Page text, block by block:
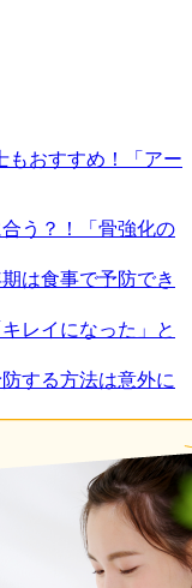
もおすすめ！「アー
う？！「骨強化の
は食事で予防でき
レイになった」と
する方法は意外に